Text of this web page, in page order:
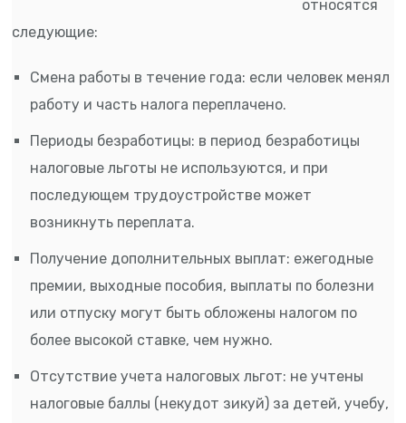
относятся
следующие:
Смена работы в течение года: если человек менял
работу и часть налога переплачено.
Периоды безработицы: в период безработицы
налоговые льготы не используются, и при
последующем трудоустройстве может
возникнуть переплата.
Получение дополнительных выплат: ежегодные
премии, выходные пособия, выплаты по болезни
или отпуску могут быть обложены налогом по
более высокой ставке, чем нужно.
Отсутствие учета налоговых льгот: не учтены
налоговые баллы (некудот зикуй) за детей, учебу,